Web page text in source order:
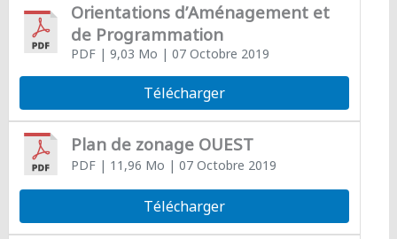
Orientations d’Aménagement et
de Programmation
PDF| 9,03 Mo | 07 Octobre 2019
Télécharger
Plan de zonage OUEST
PDF| 11,96 Mo | 07 Octobre 2019
Télécharger